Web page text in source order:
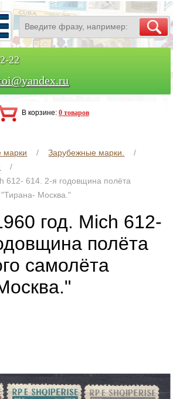
22
по телефону
В корзине: 0 товаров
марки
Зарубежные марки.
612- 614. 2-я годовщина полёта
"Тирана- Москва."
год. Mich 612-
полёта
самолёта